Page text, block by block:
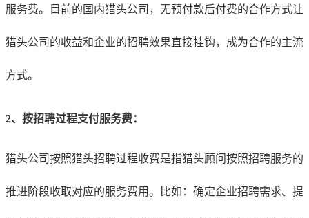
服务费。目前的国内猎头公司，无预付款后付费的合作方式让
猎头公司的收益和企业的招聘效果直接挂钩，成为合作的主流
方式。
2、按招聘过程支付服务费：
猎头公司按照猎头招聘过程收费是指猎头顾问按照招聘服务的
推进阶段收取对应的服务费用。比如：确定企业招聘需求、提